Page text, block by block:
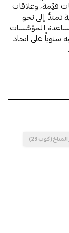
قيِّمة، وعلاقات
تمتدُّ إلى نحو
المؤسَّسات
سنوياً على اتخاذ
(كوب 28)